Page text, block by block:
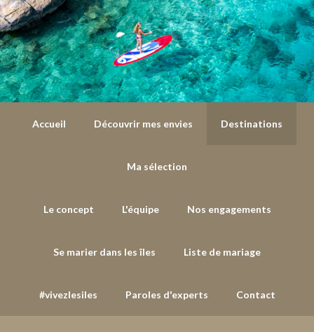
Accueil Découvrir mes envies Destinations
Ma sélection
Le concept L'équipe Nos engagements
Se marier dans les îles Liste de mariage
#vivezlesiles Paroles d'experts Contact